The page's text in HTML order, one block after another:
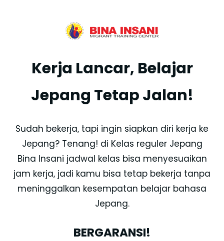
Kerja Lancar, Belajar
Jepang Tetap Jalan!
Sudah bekerja, tapi ingin siapkan diri kerja ke
Jepang? Tenang! di Kelas reguler Jepang
Bina Insani jadwal kelas bisa menyesuaikan
jam kerja, jadi kamu bisa tetap bekerja tanpa
meninggalkan kesempatan belajar bahasa
Jepang.
BERGARANSI!